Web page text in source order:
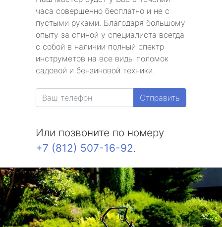
часа совершенно бесплатно и не с
пустыми руками. Благодаря большому
опыту за спиной у специалиста всегда
с собой в наличии полный спектр
инструметов на все виды поломок
садовой и бензиновой техники.
Отправить
Или позвоните по номеру
+7 (812) 507-16-92.